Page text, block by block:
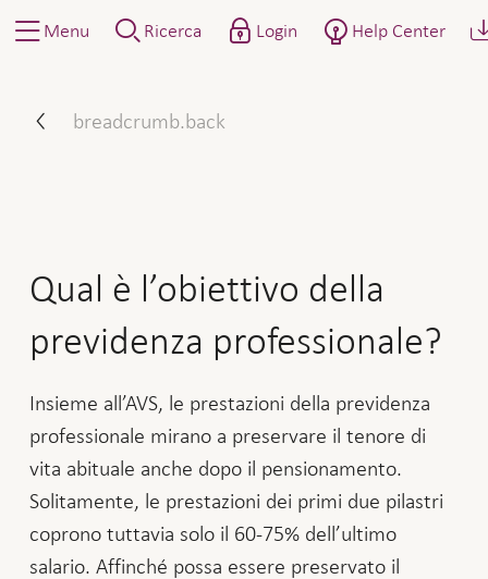
Menu Ricerca Login Help Center
breadcrumb.back
Qual è l’obiettivo della
previdenza professionale?
Insieme all’AVS, le prestazioni della previdenza
professionale mirano a preservare il tenore di
vita abituale anche dopo il pensionamento.
Solitamente, le prestazioni dei primi due pilastri
coprono tuttavia solo il 60-75% dell’ultimo
salario. Affinché possa essere preservato il